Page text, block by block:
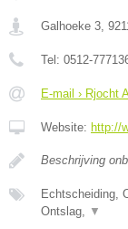
Galhoeke 3
Tel: 0512-
E-mail › Rjocht
Website: http://
Beschrijving
Echtscheiding,
Ontslag,
▼